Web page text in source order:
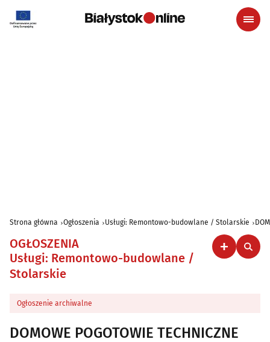
Strona główna Ogłoszenia Usługi: Remontowo-budowlane / Stolarskie
OGŁOSZENIA
Usługi: Remontowo-budowlane /
Stolarskie
Ogłoszenie archiwalne
DOMOWE POGOTOWIE TECHNICZNE